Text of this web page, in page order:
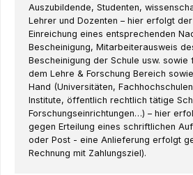
Auszubildende, Studenten,
Lehrer und Dozenten – hier erfolgt
Einreichung eines entsprechenden
Bescheinigung, Mitarbeiterausweis
Bescheinigung der Schule usw. sowie
dem Lehre & Forschung Bereich
Hand (Universitäten,
Institute, öffentlich rechtlich tätige
Forschungseinrichtungen…) – hier
gegen Erteilung eines schriftlichen
oder Post - eine Anlieferung erfolgt
Rechnung mit Zahlungsziel).